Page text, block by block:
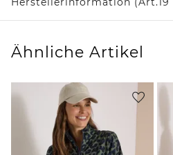
Ähnliche Artikel